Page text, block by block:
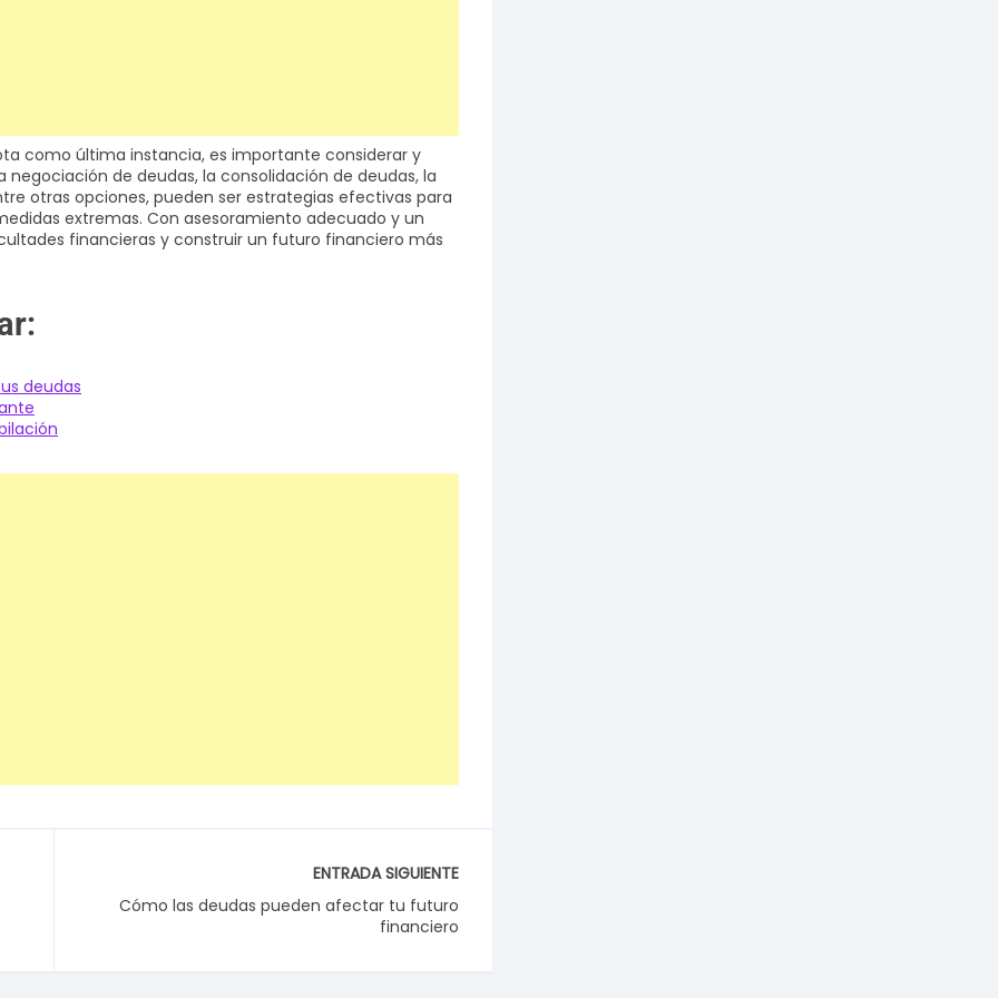
como última instancia, es importante considerar y
negociación de deudas, la consolidación de deudas, la
otras opciones, pueden ser estrategias efectivas para
extremas. Con asesoramiento adecuado y un
financieras y construir un futuro financiero más
deudas
ENTRADA SIGUIENTE
Cómo las deudas pueden afectar tu futuro
financiero